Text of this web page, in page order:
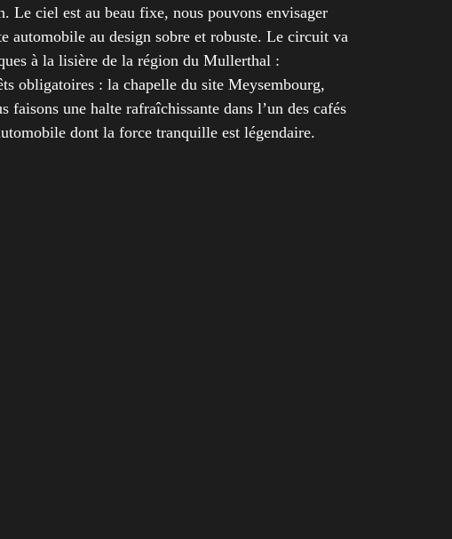
Le ciel est au beau fixe, nous pouvons envisager
automobile au design sobre et robuste. Le circuit va
à la lisière de la région du Mullerthal :
obligatoires : la chapelle du site Meysembourg,
une halte rafraîchissante dans l’un des cafés
dont la force tranquille est légendaire.